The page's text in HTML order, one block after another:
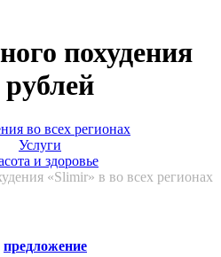
похудения
во всех регионах
Услуги
и здоровье
«Slimir» в во всех регионах
предложение